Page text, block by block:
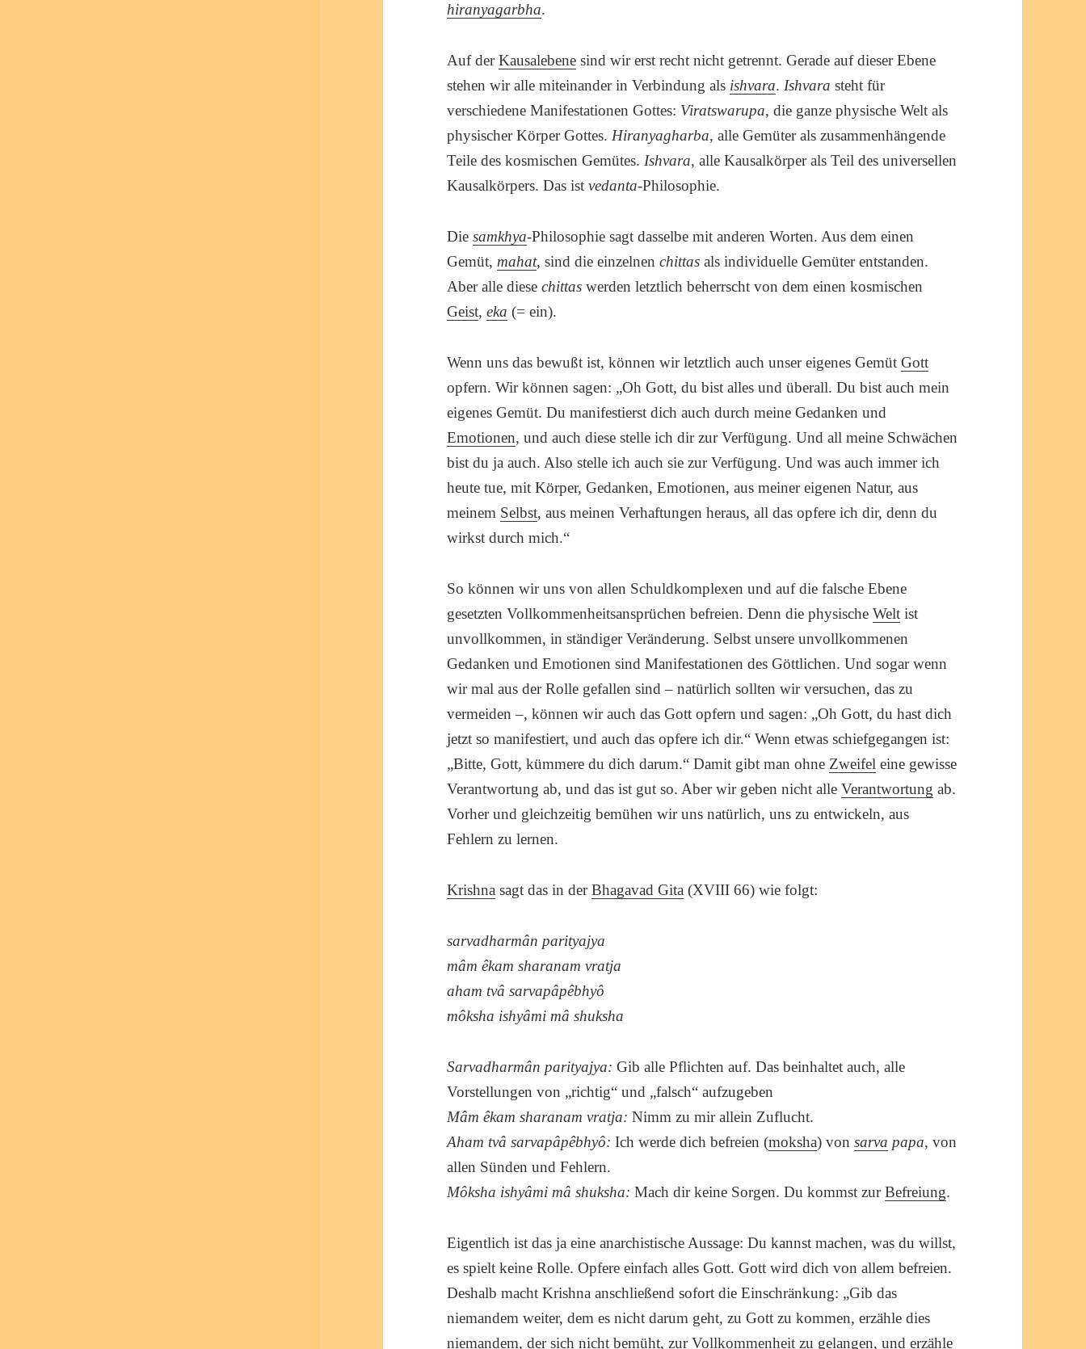
hiranyagarbha.
Auf derKausalebene sind wir erst recht nicht getrennt. Gerade auf dieser Ebene
stehen wir alle miteinander in Verbindung als ishvara. Ishvara steht für
verschiedene Manifestationen Gottes: Viratswarupa, die ganze physische Welt als
physischer Körper Gottes. Hiranyagharba, alle Gemüter als zusammenhängende
Teile des kosmischen Gemütes. Ishvara, alle Kausalkörper als Teil des universellen
Kausalkörpers. Das istvedanta-Philosophie.
Diesamkhya-Philosophie sagt dasselbe mit anderen Worten. Aus dem einen
Gemüt, mahat, sind die einzelnenchittas als individuelle Gemüter entstanden.
Aber alle diesechittas werden letztlich beherrscht von dem einen kosmischen
Geist,eka (= ein).
Wenn uns das bewußt ist, können wir letztlich auch unser eigenes GemütGott
opfern. Wir können sagen: „Oh Gott, du bist alles und überall. Du bist auch mein
eigenes Gemüt. Du manifestierst dich auch durch meine Gedanken und
Emotionen, und auch diese stelle ich dir zur Verfügung. Und all meine Schwächen
bist du ja auch. Also stelle ich auch sie zur Verfügung. Und was auch immer ich
heute tue, mit Körper, Gedanken, Emotionen, aus meiner eigenen Natur, aus
meinem Selbst, aus meinen Verhaftungen heraus, all das opfere ich dir, denn du
wirkst durch mich.“
So können wir uns von allen Schuldkomplexen und auf die falsche Ebene
gesetzten Vollkommenheitsansprüchen befreien. Denn die physischeWelt ist
unvollkommen, in ständiger Veränderung. Selbst unsere unvollkommenen
Gedanken und Emotionen sind Manifestationen des Göttlichen. Und sogar wenn
wir mal aus der Rolle gefallen sind – natürlich sollten wir versuchen, das zu
vermeiden –, können wir auch das Gott opfern und sagen: „Oh Gott, du hast dich
jetzt so manifestiert, und auch das opfere ich dir.“ Wenn etwas schiefgegangen ist:
„Bitte, Gott, kümmere du dich darum.“ Damit gibt man ohne Zweifel eine gewisse
Verantwortung ab, und das ist gut so. Aber wir geben nicht alleVerantwortung ab.
Vorher und gleichzeitig bemühen wir uns natürlich, uns zu entwickeln, aus
Fehlern zu lernen.
Krishna sagt das in derBhagavad Gita (XVIII 66) wie folgt:
sarvadharmân parityajya
mâm êkam sharanam vratja
aham tvâ sarvapâpêbhyô
môksha ishyâmi mâ shuksha
Sarvadharmân parityajya: Gib alle Pflichten auf. Das beinhaltet auch, alle
Vorstellungen von „richtig“ und „falsch“ aufzugeben
Mâm êkam sharanam vratja: Nimm zu mir allein Zuflucht.
Aham tvâ sarvapâpêbhyô: Ich werde dich befreien (moksha) vonsarva papa, von
allen Sünden und Fehlern.
Môksha ishyâmi mâ shuksha:Mach dir keine Sorgen. Du kommst zurBefreiung.
Eigentlich ist das ja eine anarchistische Aussage: Du kannst machen, was du willst,
es spielt keine Rolle. Opfere einfach alles Gott. Gott wird dich von allem befreien.
Deshalb macht Krishna anschließend sofort die Einschränkung: „Gib das
niemandem weiter, dem es nicht darum geht, zu Gott zu kommen, erzähle dies
niemandem, der sich nicht bemüht, zurVollkommenheit zu gelangen, und erzähle